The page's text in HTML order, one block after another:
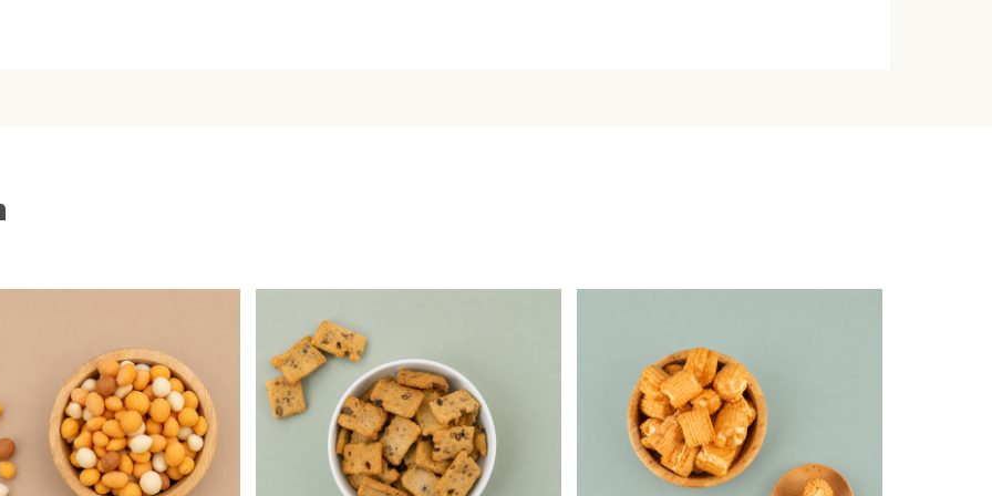
een gezellige avond